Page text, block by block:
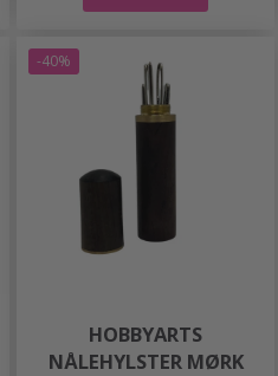
-40%
HOBBYARTS
NÅLEHYLSTER MØRK